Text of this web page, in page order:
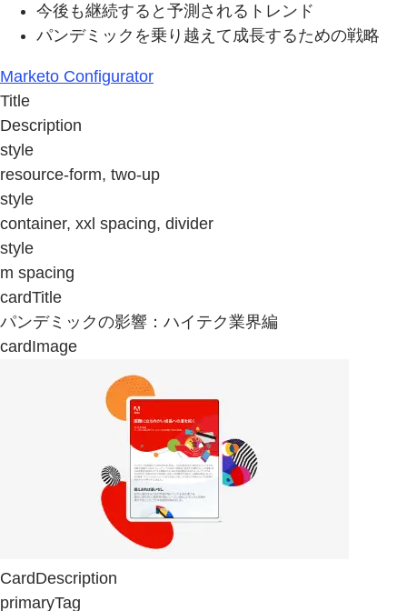
今後も継続すると予測されるトレンド
パンデミックを乗り越えて成長するための戦略
Marketo Configurator
Title
Description
style
resource-form, two-up
style
container, xxl spacing, divider
style
m spacing
cardTitle
パンデミックの影響：ハイテク業界編
cardImage
CardDescription
primaryTag